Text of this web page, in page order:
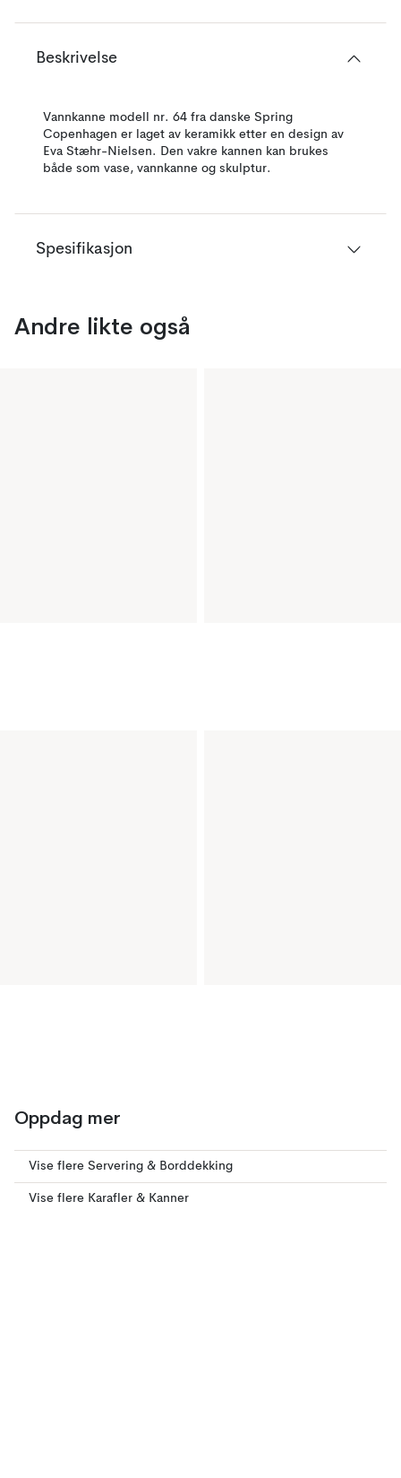
Beskrivelse
Vannkanne modell nr. 64 fra danske Spring
Copenhagen er laget av keramikk etter en design av
Eva Stæhr-Nielsen. Den vakre kannen kan brukes
både som vase, vannkanne og skulptur.
Spesifikasjon
Andre likte også
Oppdag mer
Vise flere Servering & Borddekking
Vise flere Karafler & Kanner